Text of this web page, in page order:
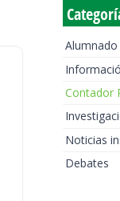
Alumnado
Contador
Noticias
Debates